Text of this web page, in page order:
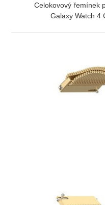
Celokovový řemínek
Galaxy Watch 4